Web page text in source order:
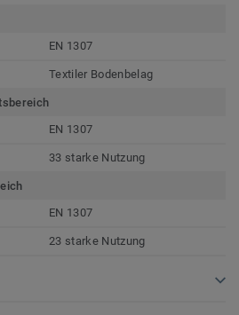
EN 1307
Textiler Bodenbelag
EN 1307
33 starke Nutzung
EN 1307
23 starke Nutzung